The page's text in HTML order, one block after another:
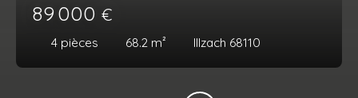
89 000 €
4 pièces 68.2 m² Illzach 68110